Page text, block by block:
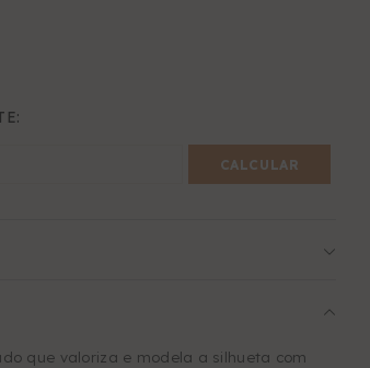
CALCULAR
que valoriza e modela a silhueta com